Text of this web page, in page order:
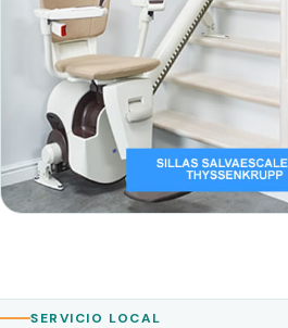
SERVICIO LOCAL